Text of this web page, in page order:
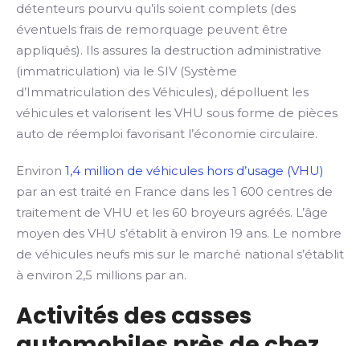
détenteurs pourvu qu’ils soient complets (des
éventuels frais de remorquage peuvent être
appliqués). Ils assures la destruction administrative
(immatriculation) via le SIV (Système
d’Immatriculation des Véhicules), dépolluent les
véhicules et valorisent les VHU sous forme de pièces
auto de réemploi favorisant l’économie circulaire.
Environ 1,4 million de véhicules hors d’usage (VHU)
par an est traité en France dans les 1 600 centres de
traitement de VHU et les 60 broyeurs agréés. L’âge
moyen des VHU s’établit à environ 19 ans. Le nombre
de véhicules neufs mis sur le marché national s’établit
à environ 2,5 millions par an.
Activités des casses